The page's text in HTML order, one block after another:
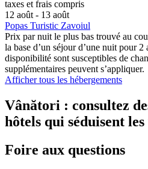
taxes et frais compris
12 août - 13 août
Popas Turistic Zavoiul
Prix par nuit le plus bas trouvé au
la base d’un séjour d’une nuit pour
disponibilité sont susceptibles de
supplémentaires peuvent s’appliquer.
Afficher tous les hébergements
Vânători : consultez
hôtels qui séduisent
Foire aux questions